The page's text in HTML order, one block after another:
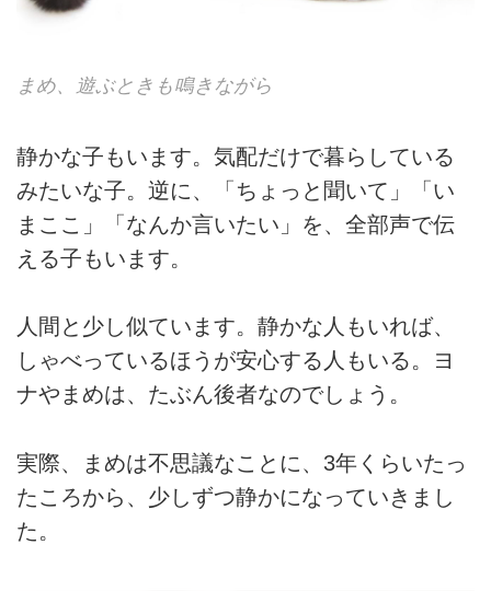
まめ、遊ぶときも鳴きながら
静かな子もいます。気配だけで暮らしている
みたいな子。逆に、「ちょっと聞いて」「い
まここ」「なんか言いたい」を、全部声で伝
える子もいます。
人間と少し似ています。静かな人もいれば、
しゃべっているほうが安心する人もいる。ヨ
ナやまめは、たぶん後者なのでしょう。
実際、まめは不思議なことに、3年くらいたっ
たころから、少しずつ静かになっていきまし
た。